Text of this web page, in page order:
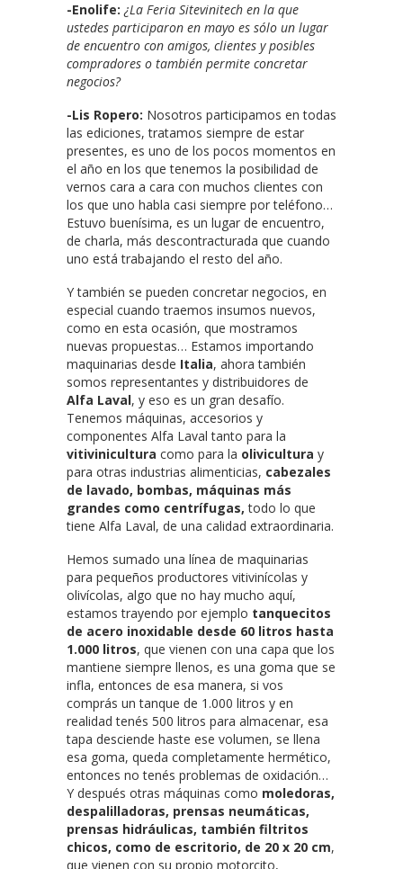
-Enolife: ¿La Feria Sitevinitech en la que
ustedes participaron en mayo es sólo un lugar
de encuentro con amigos, clientes y posibles
compradores o también permite concretar
negocios?
-Lis Ropero: Nosotros participamos en todas
las ediciones, tratamos siempre de estar
presentes, es uno de los pocos momentos en
el año en los que tenemos la posibilidad de
vernos cara a cara con muchos clientes con
los que uno habla casi siempre por teléfono…
Estuvo buenísima, es un lugar de encuentro,
de charla, más descontracturada que cuando
uno está trabajando el resto del año.
Y también se pueden concretar negocios, en
especial cuando traemos insumos nuevos,
como en esta ocasión, que mostramos
nuevas propuestas… Estamos importando
maquinarias desde Italia, ahora también
somos representantes y distribuidores de
Alfa Laval, y eso es un gran desafío.
Tenemos máquinas, accesorios y
componentes Alfa Laval tanto para la
vitivinicultura como para la olivicultura y
para otras industrias alimenticias, cabezales
de lavado, bombas, máquinas más
grandes como centrífugas, todo lo que
tiene Alfa Laval, de una calidad extraordinaria.
Hemos sumado una línea de maquinarias
para pequeños productores vitivinícolas y
olivícolas, algo que no hay mucho aquí,
estamos trayendo por ejemplo tanquecitos
de acero inoxidable desde 60 litros hasta
1.000 litros, que vienen con una capa que los
mantiene siempre llenos, es una goma que se
infla, entonces de esa manera, si vos
comprás un tanque de 1.000 litros y en
realidad tenés 500 litros para almacenar, esa
tapa desciende haste ese volumen, se llena
esa goma, queda completamente hermético,
entonces no tenés problemas de oxidación…
Y después otras máquinas como moledoras,
despalilladoras, prensas neumáticas,
prensas hidráulicas, también filtritos
chicos, como de escritorio, de 20 x 20 cm,
que vienen con su propio motorcito,